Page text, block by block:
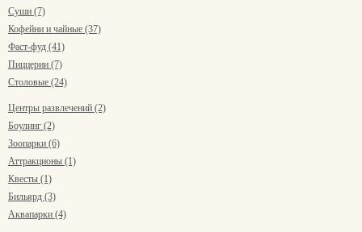
Суши (7)
Кофейни и чайные (37)
Фаст-фуд (41)
Пиццерии (7)
Столовые (24)
Центры развлечений (2)
Боулинг (2)
Зоопарки (6)
Аттракционы (1)
Квесты (1)
Бильярд (3)
Аквапарки (4)